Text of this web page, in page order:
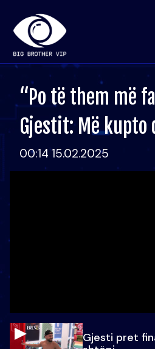
“Po të them më
Gjestit: Më
00:14 15.02.2025
Gjesti pret